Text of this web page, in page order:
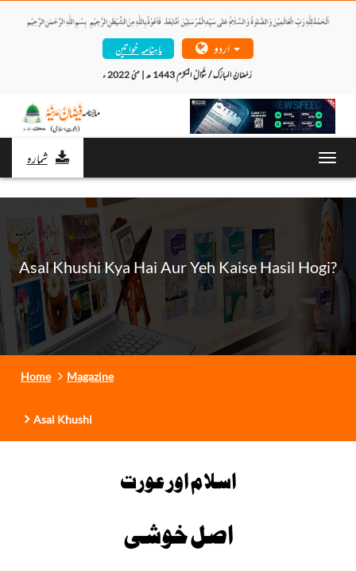
ماہنامہ خواتین
شمارہ
Asal Khushi Kya Hai Aur Yeh Kaise Hasil Hogi?
Home Magazine
Asal Khushi
اسلام اور عورت
اصل خوشی